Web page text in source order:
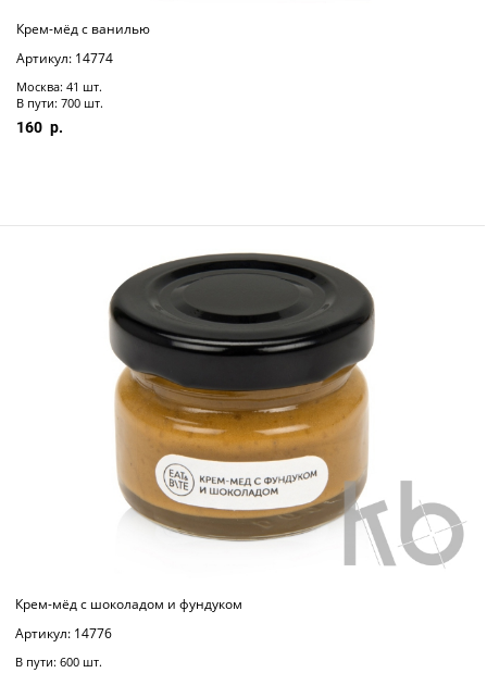
Крем-мёд с ванилью
Артикул: 14774
Москва: 41 шт.
В пути: 700 шт.
160
Крем-мёд с шоколадом и фундуком
Артикул: 14776
В пути: 600 шт.